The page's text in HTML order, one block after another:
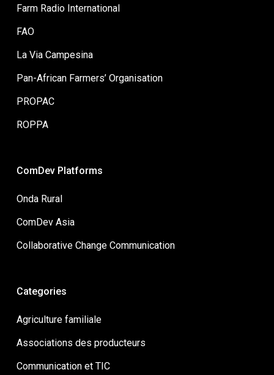
Farm Radio International
FAO
La Via Campesina
Pan-African Farmers’ Organisation
PROPAC
ROPPA
ComDev Platforms
Onda Rural
ComDev Asia
Collaborative Change Communication
Categories
Agriculture familiale
Associations des producteurs
Communication et TIC